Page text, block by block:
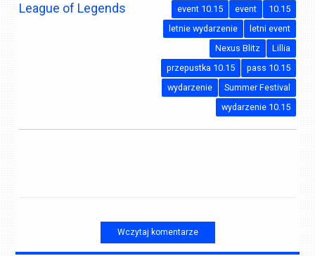
League of Legends 10.15
event
event 10.15
letni event
letnie wydarzenie
Lillia
Nexus Blitz
pass 10.15
przepustka 10.15
Summer Festival
wydarzenie
wydarzenie 10.15
Wczytaj komentarze